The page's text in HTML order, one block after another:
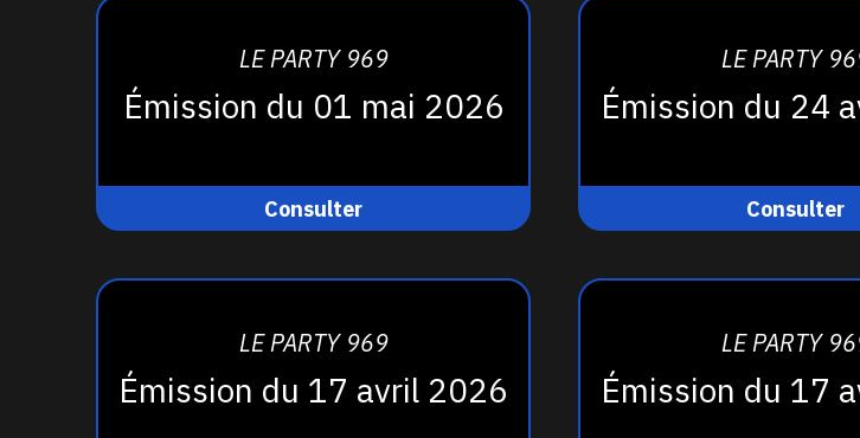
LE PARTY 969
Émission du 01 mai 2026
Consulter
LE PARTY
Émission du 24
Consulter
LE PARTY 969
Émission du 17 avril 2026
LE PARTY
Émission du 17